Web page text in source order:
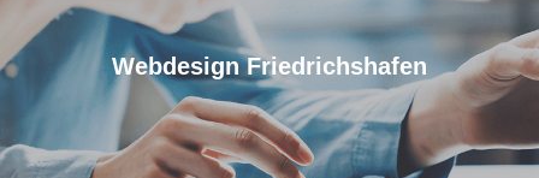
Webdesign Friedrichshafen